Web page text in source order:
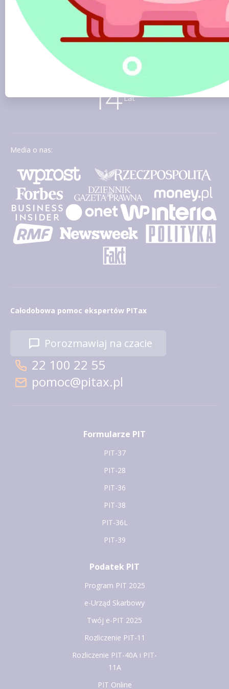
Media o nas:
Całodobowa pomoc ekspertów PITax
Porozmawiaj na czacie
22 100 22 55
pomoc@pitax.pl
Formularze PIT
PIT-37
PIT-28
PIT-36
PIT-38
PIT-36L
PIT-39
Podatek PIT
Program PIT 2025
e-Urząd Skarbowy
Twój e-PIT 2025
Rozliczenie PIT-11
Rozliczenie PIT-40A i PIT-
11A
PIT Online